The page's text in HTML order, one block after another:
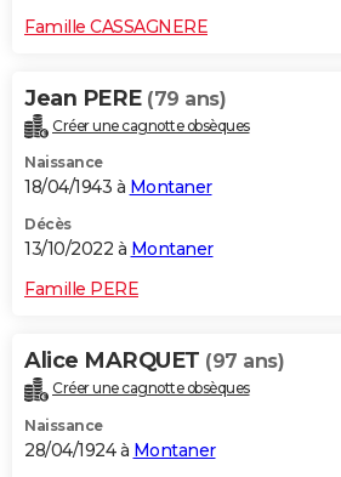
Famille CASSAGNERE
Jean PERE (79 ans)
Créer une cagnotte obsèques
Naissance
18/04/1943 à Montaner
Décès
13/10/2022 à Montaner
Famille PERE
Alice MARQUET (97 ans)
Créer une cagnotte obsèques
Naissance
28/04/1924 à Montaner